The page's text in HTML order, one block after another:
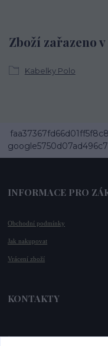
Zboží zařazeno
Kabelky Polo
INFORMACE PRO
Obchodní podmínky
Jak nakupovat
Vrácení zboží
KONTAKTY
📞 +420 732 779 508